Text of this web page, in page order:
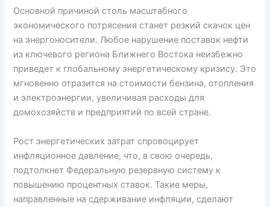
Основной причиной столь масштабного
экономического потрясения станет резкий скачок цен
на энергоносители. Любое нарушение поставок нефти
из ключевого региона Ближнего Востока неизбежно
приведет к глобальному энергетическому кризису. Это
мгновенно отразится на стоимости бензина, отопления
и электроэнергии, увеличивая расходы для
домохозяйств и предприятий по всей стране.
Рост энергетических затрат спровоцирует
инфляционное давление, что, в свою очередь,
подтолкнет Федеральную резервную систему к
повышению процентных ставок. Такие меры,
направленные на сдерживание инфляции, сделают